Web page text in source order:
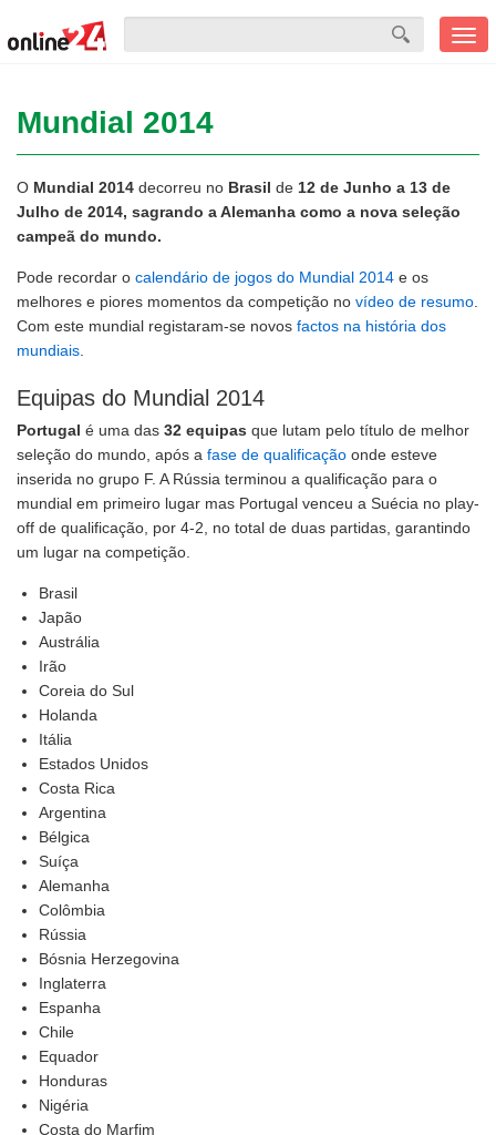
Mundial 2014
O Mundial 2014 decorreu no Brasil de 12 de Junho a 13 de
Julho de 2014, sagrando a Alemanha como a nova seleção
campeã do mundo.
Pode recordar o calendário de jogos do Mundial 2014 e os
melhores e piores momentos da competição no vídeo de resumo
Com este mundial registaram-se novos factos na história dos
mundiais
Equipas do Mundial 2014
Portugal é uma das 32 equipas que lutam pelo título de melhor
seleção do mundo, após a fase de qualificação onde esteve
inserida no grupo F. A Rússia terminou a qualificação para o
mundial em primeiro lugar mas Portugal venceu a Suécia no play-
off de qualificação, por 4-2, no total de duas partidas, garantindo
um lugar na competição.
Brasil
Japão
Austrália
Irão
Coreia do Sul
Holanda
Itália
Estados Unidos
Costa Rica
Argentina
Bélgica
Suíça
Alemanha
Colômbia
Rússia
Bósnia Herzegovina
Inglaterra
Espanha
Chile
Equador
Honduras
Nigéria
Costa do Marfim